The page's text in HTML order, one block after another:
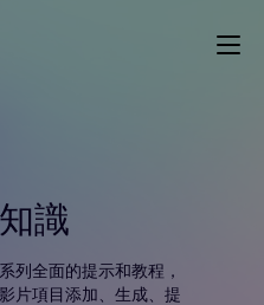
識
列全面的提示和教程，
片項目添加、生成、提